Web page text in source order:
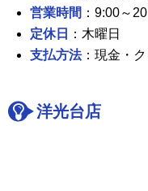
営業時間 ：9:00～
定休日
：木曜日
支払方法：現金・
洋光台店